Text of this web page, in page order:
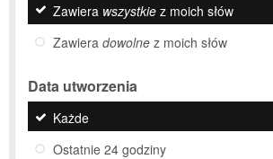
Zawiera wszystkie z moich słów
Zawiera dowolne z moich słów
Data utworzenia
Każde
Ostatnie 24 godziny